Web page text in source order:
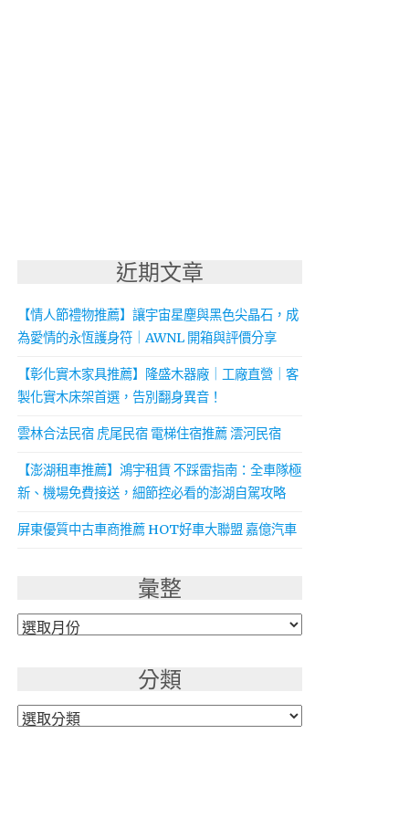
近期文章
【情人節禮物推薦】讓宇宙星塵與黑色尖晶石，成
為愛情的永恆護身符｜AWNL 開箱與評價分享
【彰化實木家具推薦】隆盛木器廠｜工廠直營｜客
製化實木床架首選，告別翻身異音！
雲林合法民宿 虎尾民宿 電梯住宿推薦 澐河民宿
【澎湖租車推薦】鴻宇租賃 不踩雷指南：全車隊極
新、機場免費接送，細節控必看的澎湖自駕攻略
屏東優質中古車商推薦 HOT好車大聯盟 嘉億汽車
彙整
彙
分類
分